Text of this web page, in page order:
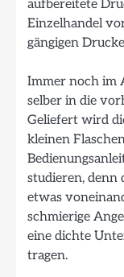
aufbereitete
Einzelhandel
gängigen
Immer noch im
selber in die
Geliefert wird
kleinen
studieren, denn
etwas
schmierige
eine dichte
tragen.